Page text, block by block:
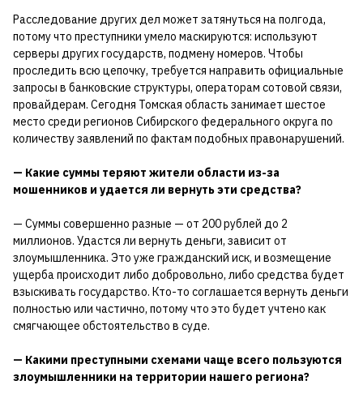
Расследование других дел может затянуться на полгода,
потому что преступники умело маскируются: используют
серверы других государств, подмену номеров. Чтобы
проследить всю цепочку, требуется направить официальные
запросы в банковские структуры, операторам сотовой связи,
провайдерам. Сегодня Томская область занимает шестое
место среди регионов Сибирского федерального округа по
количеству заявлений по фактам подобных правонарушений.
— Какие суммы теряют жители области из-за
мошенников и удается ли вернуть эти средства?
— Суммы совершенно разные — от 200 рублей до 2
миллионов. Удастся ли вернуть деньги, зависит от
злоумышленника. Это уже гражданский иск, и возмещение
ущерба происходит либо добровольно, либо средства будет
взыскивать государство. Кто-то соглашается вернуть деньги
полностью или частично, потому что это будет учтено как
смягчающее обстоятельство в суде.
— Какими преступными схемами чаще всего пользуются
злоумышленники на территории нашего региона?